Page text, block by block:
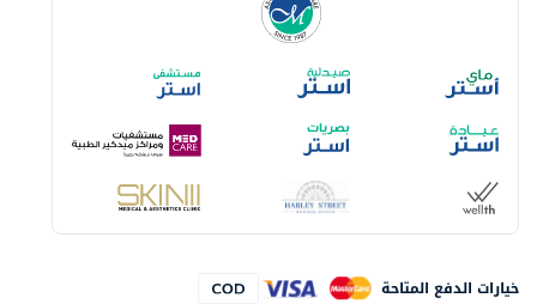
خيارات الدفع المتاحة